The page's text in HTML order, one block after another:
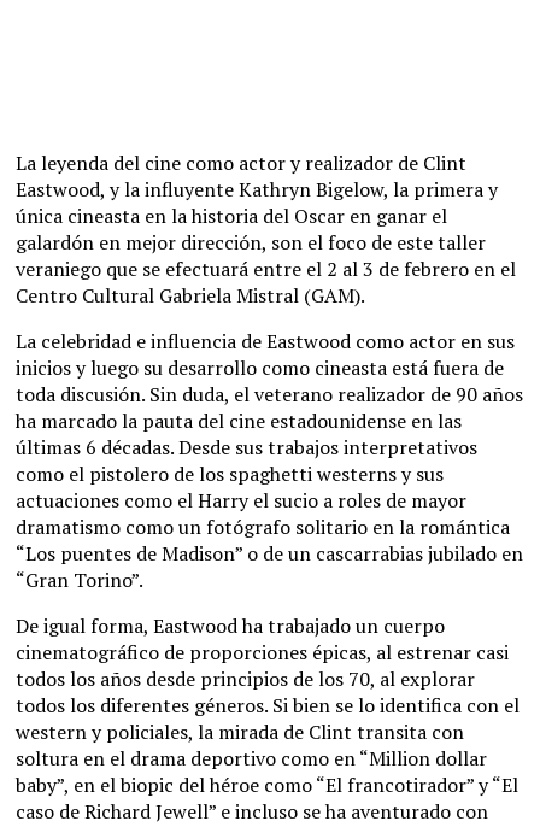
La leyenda del cine como actor y realizador de Clint
Eastwood, y la influyente Kathryn Bigelow, la primera y
única cineasta en la historia del Oscar en ganar el
galardón en mejor dirección, son el foco de este taller
veraniego que se efectuará entre el 2 al 3 de febrero en el
Centro Cultural Gabriela Mistral (GAM).
La celebridad e influencia de Eastwood como actor en sus
inicios y luego su desarrollo como cineasta está fuera de
toda discusión. Sin duda, el veterano realizador de 90 años
ha marcado la pauta del cine estadounidense en las
últimas 6 décadas. Desde sus trabajos interpretativos
como el pistolero de los spaghetti westerns y sus
actuaciones como el Harry el sucio a roles de mayor
dramatismo como un fotógrafo solitario en la romántica
“Los puentes de Madison” o de un cascarrabias jubilado en
“Gran Torino”.
De igual forma, Eastwood ha trabajado un cuerpo
cinematográfico de proporciones épicas, al estrenar casi
todos los años desde principios de los 70, al explorar
todos los diferentes géneros. Si bien se lo identifica con el
western y policiales, la mirada de Clint transita con
soltura en el drama deportivo como en “Million dollar
baby”, en el biopic del héroe como “El francotirador” y “El
caso de Richard Jewell” e incluso se ha aventurado con